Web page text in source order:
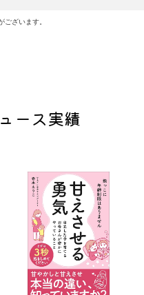
ざいます。
ース実績